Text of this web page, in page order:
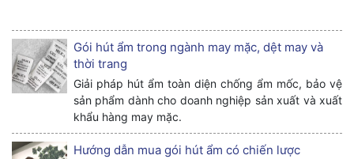
Gói hút ẩm trong ngành may mặc, dệt may và
thời trang
Giải pháp hút ẩm toàn diện chống ẩm mốc, bảo vệ
sản phẩm dành cho doanh nghiệp sản xuất và xuất
khẩu hàng may mặc.
Hướng dẫn mua gói hút ẩm có chiến lược